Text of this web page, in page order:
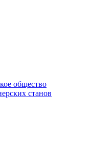
общество
станов